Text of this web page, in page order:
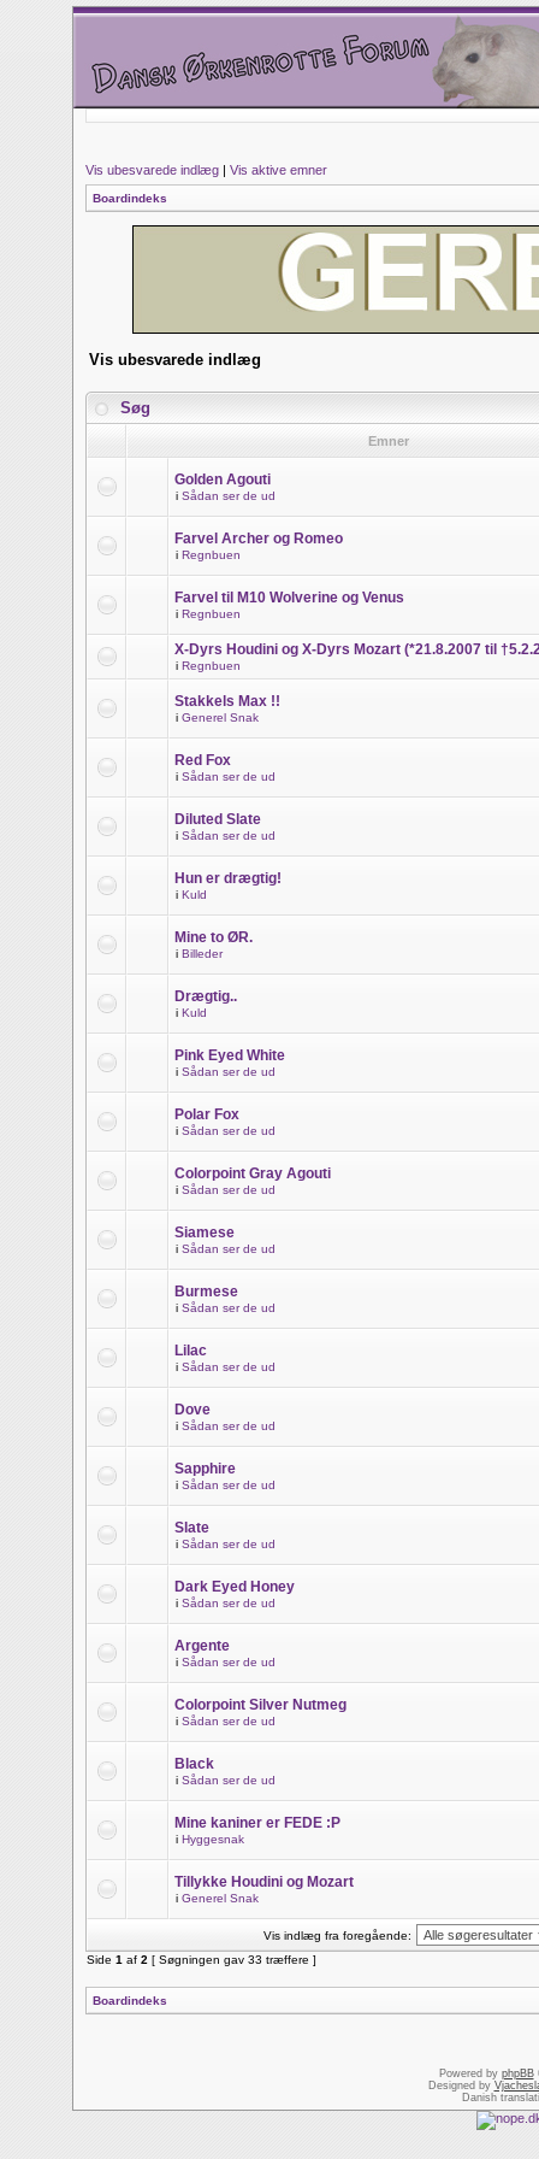
Vis ubesvarede indlæg | Vis aktive emner
Boardindeks
Vis ubesvarede indlæg
Søg
Emner
Golden Agouti
i Sådan ser de ud
Farvel Archer og Romeo
i Regnbuen
Farvel til M10 Wolverine og Venus
i Regnbuen
X-Dyrs Houdini og X-Dyrs Mozart (*21.8.2007 til
i Regnbuen
Stakkels Max !!
i Generel Snak
Red Fox
i Sådan ser de ud
Diluted Slate
i Sådan ser de ud
Hun er drægtig!
i Kuld
Mine to ØR.
i Billeder
Drægtig..
i Kuld
Pink Eyed White
i Sådan ser de ud
Polar Fox
i Sådan ser de ud
Colorpoint Gray Agouti
i Sådan ser de ud
Siamese
i Sådan ser de ud
Burmese
i Sådan ser de ud
Lilac
i Sådan ser de ud
Dove
i Sådan ser de ud
Sapphire
i Sådan ser de ud
Slate
i Sådan ser de ud
Dark Eyed Honey
i Sådan ser de ud
Argente
i Sådan ser de ud
Colorpoint Silver Nutmeg
i Sådan ser de ud
Black
i Sådan ser de ud
Mine kaniner er FEDE :P
i Hyggesnak
Tillykke Houdini og Mozart
i Generel Snak
Vis indlæg fra foregående:
Side 1 af 2 [ Søgningen gav 33 træffere ]
Boardindeks
Powered by phpBB
Designed by
Danish